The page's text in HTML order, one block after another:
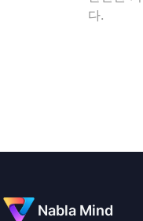
다.
Nabla Mind